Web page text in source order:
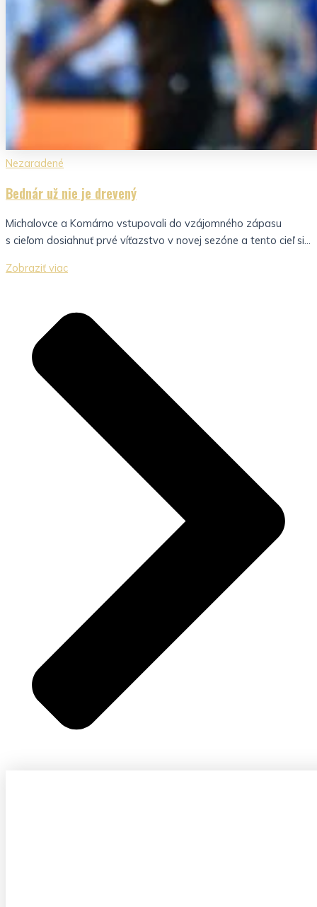
Nezaradené
Bednár už nie je drevený
Michalovce a Komárno vstupovali do vzájomného zápasu
s cieľom dosiahnuť prvé víťazstvo v novej sezóne a tento cieľ si...
Zobraziť viac